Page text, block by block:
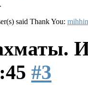
said Thank You:
#3